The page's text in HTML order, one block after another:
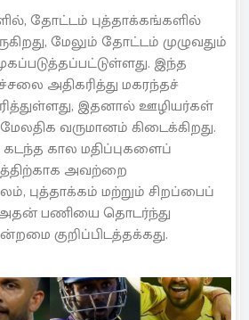
தோட்டம் புத்தாக்கங்களில்
மேலும் தோட்டம் முழுவதும்
இந்த
அதிகரித்து மகரந்தச்
இதனால் ஊழியர்கள்
வருமானம் கிடைக்கிறது.
கால மதிப்புகளைப்
அவற்றை
புத்தாக்கம் மற்றும் சிறப்பைப்
பணியை தொடர்ந்து
குறிப்பிடத்தக்கது.